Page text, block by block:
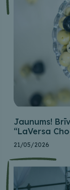
Jaunums!
“LaVersa
21/05/2026